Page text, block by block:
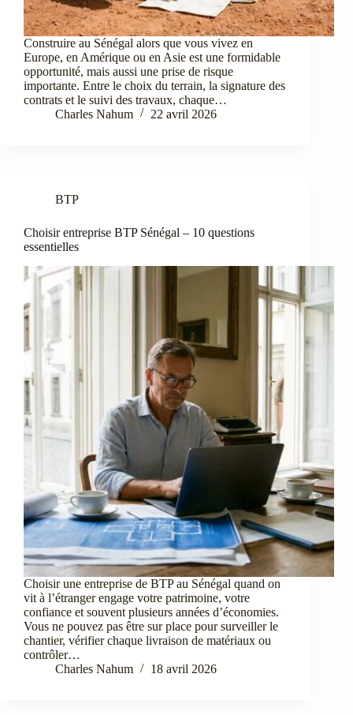
Construire au Sénégal alors que vous vivez en
Europe, en Amérique ou en Asie est une formidable
opportunité, mais aussi une prise de risque
importante. Entre le choix du terrain, la signature des
contrats et le suivi des travaux, chaque…
Charles Nahum
22 avril 2026
BTP
Choisir entreprise BTP Sénégal – 10 questions
essentielles
Choisir une entreprise de BTP au Sénégal quand on
vit à l’étranger engage votre patrimoine, votre
confiance et souvent plusieurs années d’économies.
Vous ne pouvez pas être sur place pour surveiller le
chantier, vérifier chaque livraison de matériaux ou
contrôler…
Charles Nahum
18 avril 2026